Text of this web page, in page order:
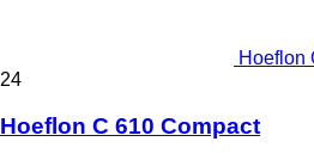
Hoeflon
24
Hoeflon C 610 Compact